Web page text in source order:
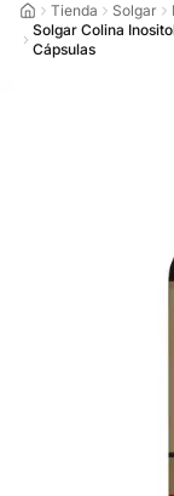
Tienda Solgar
Solgar Colina
Cápsulas